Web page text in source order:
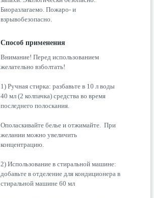
Биоразлагаемо. Пожаро- и
взрывобезопасно.
Способ применения
Внимание! Перед использованием
желательно взболтать!
1) Ручная стирка: разбавьте в 10 л воды
40 мл (2 колпачка) средства во время
последнего полоскания.
Ополаскивайте белье и отжимайте. При
желании можно увеличить
концентрацию.
2) Использование в стиральной машине:
добавьте в отделение для кондиционера в
стиральной машине 60 мл